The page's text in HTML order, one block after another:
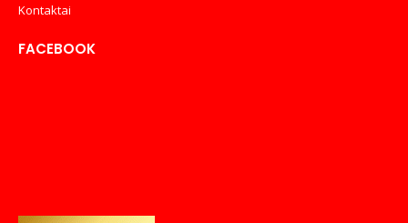
Kontaktai
FACEBOOK